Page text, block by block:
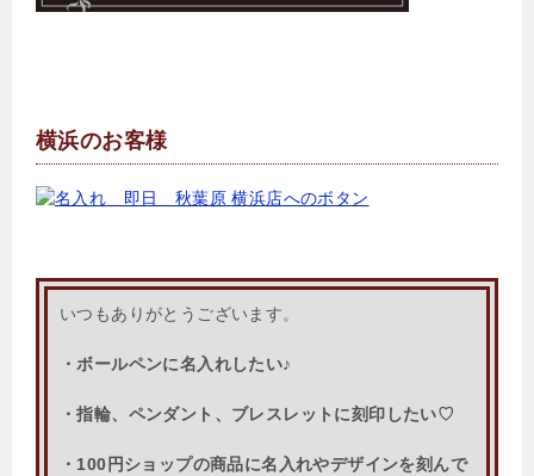
横浜のお客様
いつもありがとうございます。
・ボールペンに名入れしたい♪
・指輪、ペンダント、ブレスレットに刻印したい♡
・100円ショップの商品に名入れやデザインを刻んで